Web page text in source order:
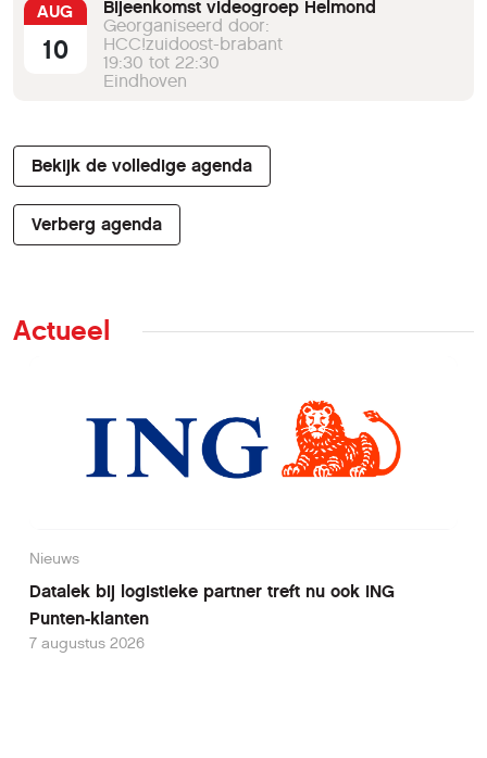
AUG
10
Bijeenkomst videogroep Helmond
Georganiseerd door:
HCC!zuidoost-brabant
19:30 tot 22:30
Eindhoven
Bekijk de volledige agenda
Verberg agenda
Actueel
Nieuws
Datalek bij logistieke partner treft nu ook ING
Punten-klanten
7 augustus 2026